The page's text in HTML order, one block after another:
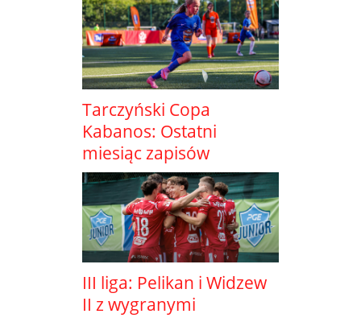
Tarczyński Copa
Kabanos: Ostatni
miesiąc zapisów
III liga: Pelikan i Widzew
II z wygranymi